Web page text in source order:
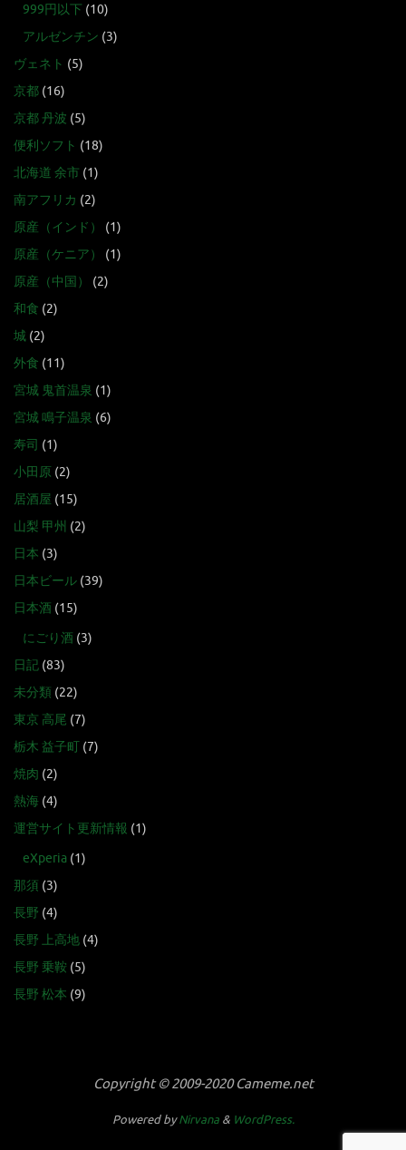
999円以下 (10)
アルゼンチン (3)
ヴェネト (5)
京都 (16)
京都 丹波 (5)
便利ソフト (18)
北海道 余市 (1)
南アフリカ (2)
原産（インド）
(1)
原産（ケニア）
(1)
原産（中国）
(2)
和食 (2)
城 (2)
外食 (11)
宮城 鬼首温泉 (1)
宮城 鳴子温泉 (6)
寿司 (1)
小田原 (2)
居酒屋 (15)
山梨 甲州 (2)
日本 (3)
日本ビール (39)
日本酒 (15)
にごり酒 (3)
日記 (83)
未分類 (22)
東京 高尾 (7)
栃木 益子町 (7)
焼肉 (2)
熱海 (4)
運営サイト更新情報 (1)
eXperia (1)
那須 (3)
長野 (4)
長野 上高地 (4)
長野 乗鞍 (5)
長野 松本 (9)
Copyright © 2009-2020 Cameme.net
Powered byNirvana& WordPress.